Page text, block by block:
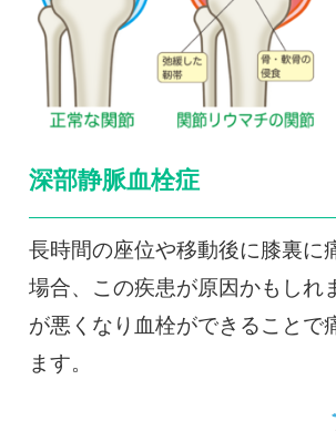
深部静脈血栓症
長時間の座位や移動後に膝裏に
場合、この疾患が原因かもしれ
が悪くなり血栓ができることで
ます。